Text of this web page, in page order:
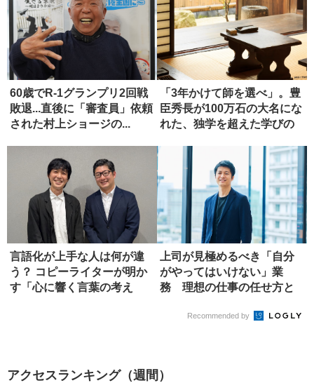
60歳でR-1グランプリ2回戦
敗退...直後に「審査員」依頼
された村上ショージの...
「3年かけて師を選べ」。豊
臣秀長が100万石の大名にな
れた、独学を超えた学びの
言語化が上手な人は何が違
う？ コピーライターが明か
す「心に響く言葉の考え
上司が見極めるべき「自分
がやってはいけない」業
務 理想の仕事の任せ方と
Recommended by
アクセスランキング（週間）